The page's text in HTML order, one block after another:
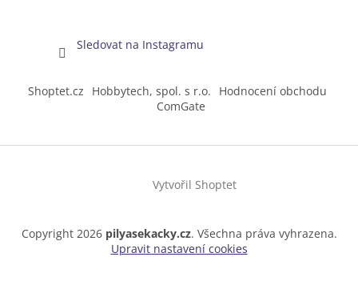
Sledovat na Instagramu
Shoptet.cz Hobbytech, spol. s r.o.
Hodnocení obchodu
ComGate
Vytvořil Shoptet
Copyright 2026 pilyasekacky.cz. Všechna práva vyhrazena.
Upravit nastavení cookies